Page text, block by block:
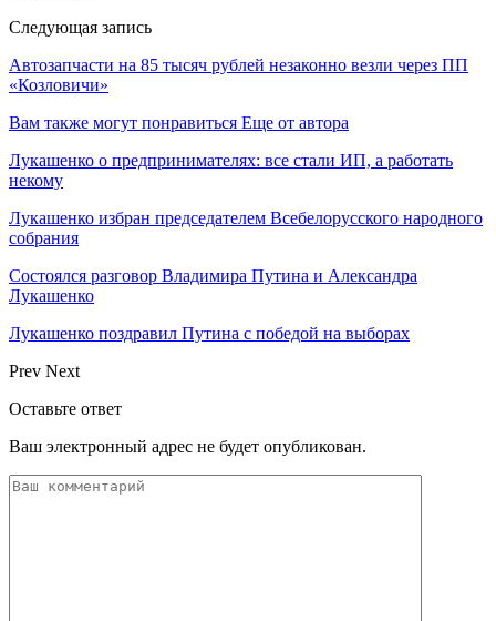
Следующая запись
Автозапчасти на 85 тысяч рублей незаконно везли через ПП
«Козловичи»
Вам также могут понравиться Еще от автора
Лукашенко о предпринимателях: все стали ИП, а работать
некому
Лукашенко избран председателем Всебелорусского народного
собрания
Состоялся разговор Владимира Путина и Александра
Лукашенко
Лукашенко поздравил Путина с победой на выборах
Prev Next
Оставьте ответ
Ваш электронный адрес не будет опубликован.